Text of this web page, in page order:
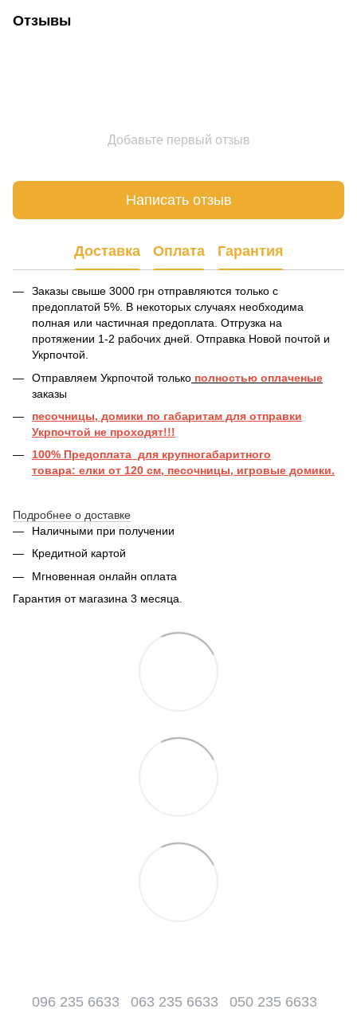
Отзывы
Добавьте первый отзыв
Написать отзыв
Доставка Оплата Гарантия
Заказы свыше 3000 грн отправляются только с
предоплатой 5%. В некоторых случаях необходима
полная или частичная предоплата. Отгрузка на
протяжении 1-2 рабочих дней. Отправка Новой почтой и
Укрпочтой.
Отправляем Укрпочтой только полностью оплаченые
заказы
песочницы, домики по габаритам для отправки
Укрпочтой не проходят!!!
100% Предоплата для крупногабаритного
товара: елки от 120 см, песочницы, игровые домики.
Подробнее о доставке
Наличными при получении
Кредитной картой
Мгновенная онлайн оплата
Гарантия от магазина 3 месяца.
096 235 6633 063 235 6633 050 235 6633